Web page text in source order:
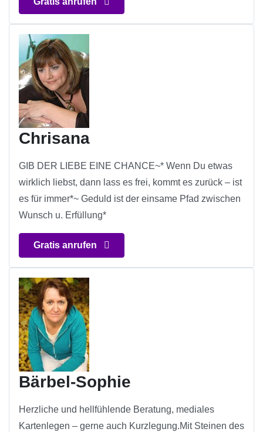
Chrisana
GIB DER LIEBE EINE CHANCE~* Wenn Du etwas
wirklich liebst, dann lass es frei, kommt es zurück – ist
es für immer*~ Geduld ist der einsame Pfad zwischen
Wunsch u. Erfüllung*
Gratis anrufen
Bärbel-Sophie
Herzliche und hellfühlende Beratung, mediales
Kartenlegen – gerne auch Kurzlegung.Mit Steinen des